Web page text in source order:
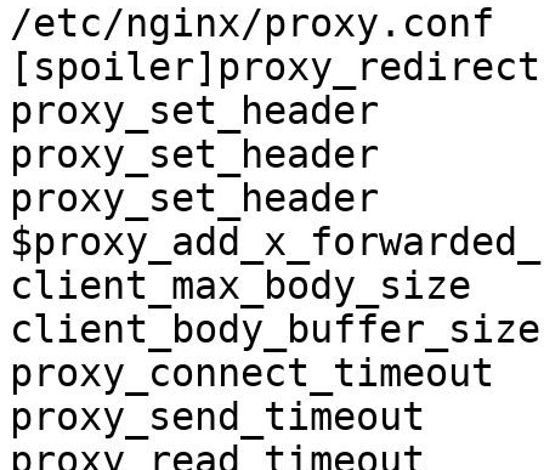
/etc/nginx/proxy.conf
proxy_set_header
proxy_set_header
proxy_set_header
client_max_body_size
proxy_send_timeout
proxy_read_timeout